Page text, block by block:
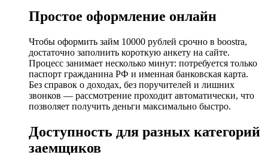
Простое оформление онлайн
Чтобы оформить займ 10000 рублей срочно в boostra,
достаточно заполнить короткую анкету на сайте.
Процесс занимает несколько минут: потребуется только
паспорт гражданина РФ и именная банковская карта.
Без справок о доходах, без поручителей и лишних
звонков — рассмотрение проходит автоматически, что
позволяет получить деньги максимально быстро.
Доступность для разных категорий
заемщиков